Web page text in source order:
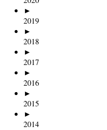
►
2019
►
2018
►
2017
►
2016
►
2015
►
2014